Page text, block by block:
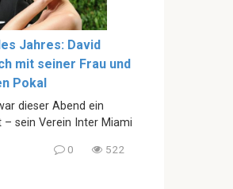
Jahres: David
mit seiner Frau und
Pokal
dieser Abend ein
sein Verein Inter Miami
0 522